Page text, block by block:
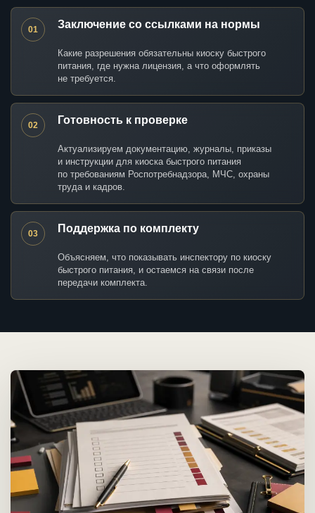
01 Заключение со ссылками на нормы
Какие разрешения обязательны киоску быстрого
питания, где нужна лицензия, а что оформлять
не требуется.
02 Готовность к проверке
Актуализируем документацию, журналы, приказы
и инструкции для киоска быстрого питания
по требованиям Роспотребнадзора, МЧС, охраны
труда и кадров.
03 Поддержка по комплекту
Объясняем, что показывать инспектору по киоску
быстрого питания, и остаемся на связи после
передачи комплекта.